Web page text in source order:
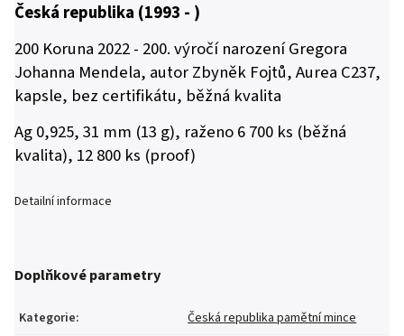
Česká republika (1993 - )
200 Koruna 2022 - 200. výročí narození Gregora
Johanna Mendela, autor Zbyněk Fojtů, Aurea C237,
kapsle, bez certifikátu, běžná kvalita
Ag 0,925, 31 mm (13 g), raženo 6 700 ks (běžná
kvalita), 12 800 ks (proof)
Detailní informace
Doplňkové parametry
Kategorie:
Česká republika pamětní mince